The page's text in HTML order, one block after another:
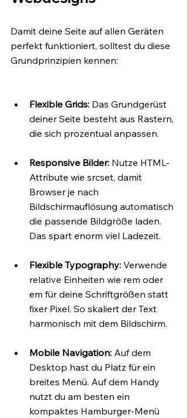
Damit deine Seite auf allen Geräten
perfekt funktioniert, solltest du diese
Grundprinzipien kennen:
Flexible Grids: Das Grundgerüst
deiner Seite besteht aus Rastern,
die sich prozentual anpassen.
Responsive Bilder: Nutze HTML-
Attribute wie srcset, damit
Browser je nach
Bildschirmauflösung automatisch
die passende Bildgröße laden.
Das spart enorm viel Ladezeit.
Flexible Typography: Verwende
relative Einheiten wie rem oder
em für deine Schriftgrößen statt
fixer Pixel. So skaliert der Text
harmonisch mit dem Bildschirm.
Mobile Navigation: Auf dem
Desktop hast du Platz für ein
breites Menü. Auf dem Handy
nutzt du am besten ein
kompaktes Hamburger-Menü